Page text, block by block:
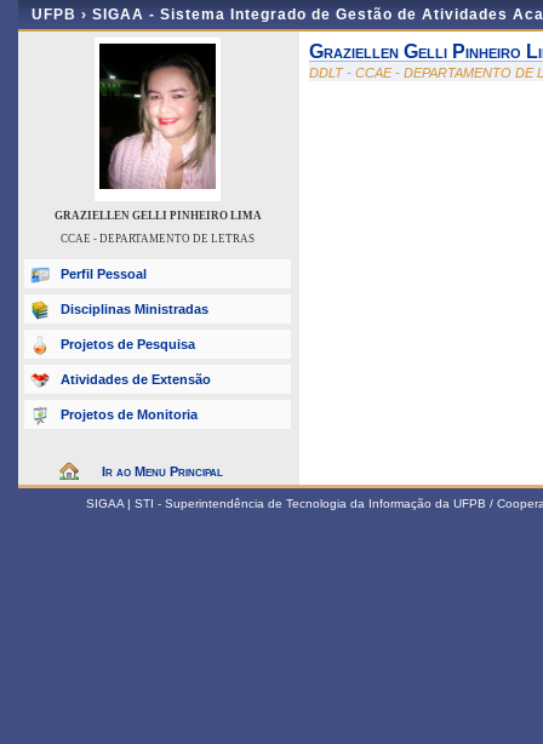
UFPB › SIGAA - Sistema Integrado de Gestão de Atividades
GRAZIELLEN GELLI PINHEIRO LIMA
CCAE - DEPARTAMENTO DE LETRAS
Perfil Pessoal
Disciplinas Ministradas
Projetos de Pesquisa
Atividades de Extensão
Projetos de Monitoria
Ir ao Menu Principal
Graziellen Gelli Pinheiro
DDLT - CCAE - DEPARTAMENTO DE
SIGAA | STI - Superintendência de Tecnologia da Informação da UFPB /